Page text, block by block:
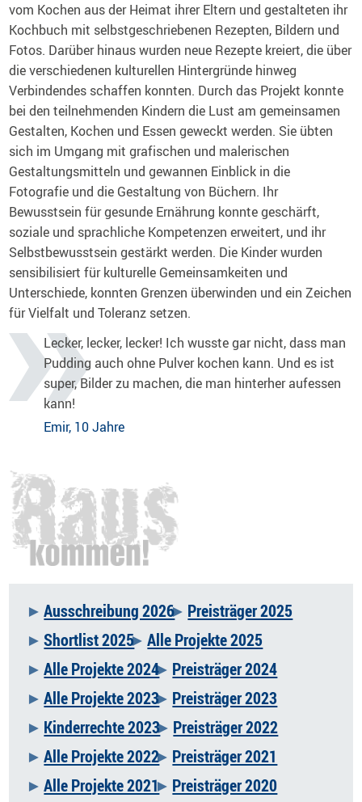
vom Kochen aus der Heimat ihrer Eltern und gestalteten ihr
Kochbuch mit selbstgeschriebenen Rezepten, Bildern und
Fotos. Darüber hinaus wurden neue Rezepte kreiert, die über
die verschiedenen kulturellen Hintergründe hinweg
Verbindendes schaffen konnten. Durch das Projekt konnte
bei den teilnehmenden Kindern die Lust am gemeinsamen
Gestalten, Kochen und Essen geweckt werden. Sie übten
sich im Umgang mit grafischen und malerischen
Gestaltungsmitteln und gewannen Einblick in die
Fotografie und die Gestaltung von Büchern. Ihr
Bewusstsein für gesunde Ernährung konnte geschärft,
soziale und sprachliche Kompetenzen erweitert, und ihr
Selbstbewusstsein gestärkt werden. Die Kinder wurden
sensibilisiert für kulturelle Gemeinsamkeiten und
Unterschiede, konnten Grenzen überwinden und ein Zeichen
für Vielfalt und Toleranz setzen.
Lecker, lecker, lecker! Ich wusste gar nicht, dass man
Pudding auch ohne Pulver kochen kann. Und es ist
super, Bilder zu machen, die man hinterher aufessen
kann!
Emir, 10 Jahre
Navigation
überspringen
Ausschreibung 2026
Preisträger 2025
Shortlist 2025 Alle Projekte 2025
Alle Projekte 2024
Preisträger 2024
Alle Projekte 2023
Preisträger 2023
Kinderrechte 2023
Preisträger 2022
Alle Projekte 2022
Preisträger 2021
Alle Projekte 2021
Preisträger 2020